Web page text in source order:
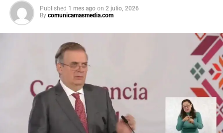
Published 1 mes ago on 2 julio, 2026
By comunicamasmedia.com